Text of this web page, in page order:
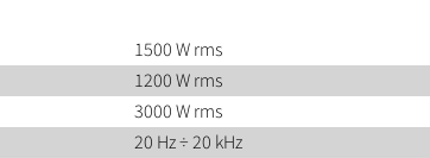
1500 W rms
1200 W rms
3000 W rms
20 Hz ÷ 20 kHz